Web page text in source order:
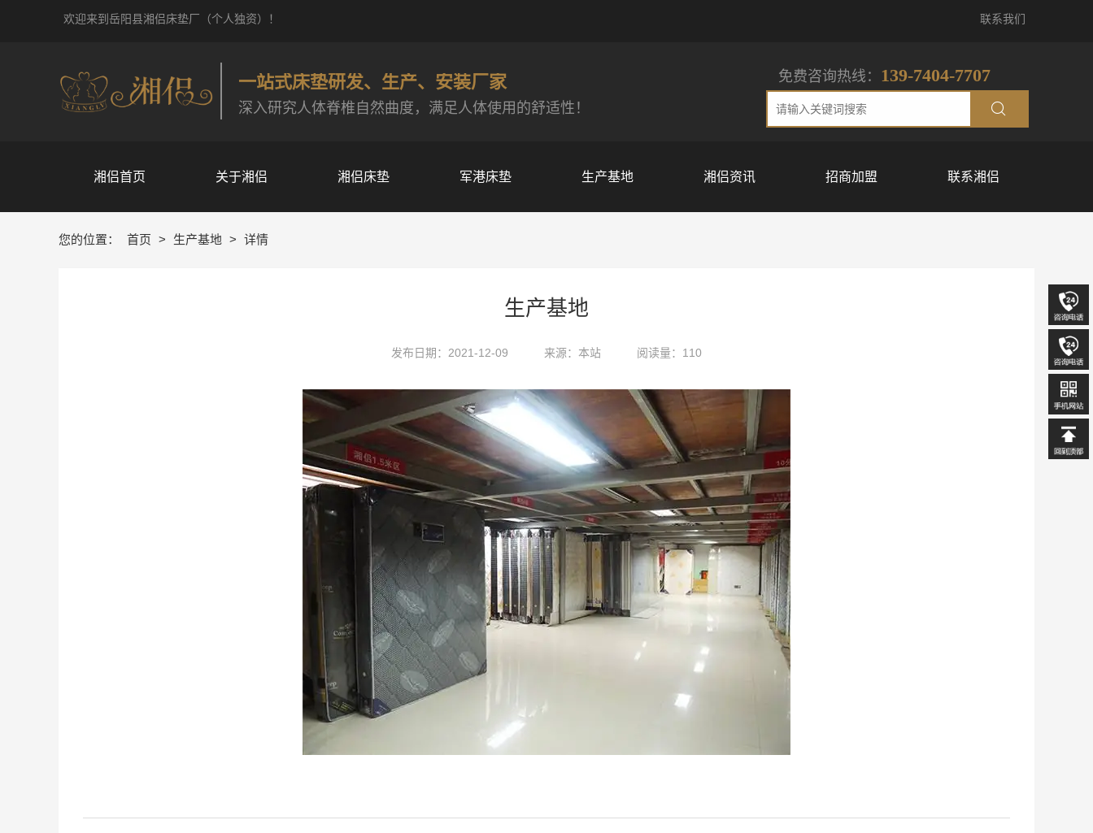
湘侣首页 关于湘侣 湘侣床垫 军港床垫 生产基地 湘侣资讯 招商加盟 联系湘侣
欢迎来到岳阳县湘侣床垫厂（个人独资）！
一站式床垫研发、生产、安装厂家 免费咨询热线： 139-7404-7707
深入研究人体脊椎自然曲度，满足人体使用的舒适性！
联系我们
您的位置： 首页 > 生产基地 > 详情
生产基地
发布日期：2021-12-09 来源：本站 阅读量：110